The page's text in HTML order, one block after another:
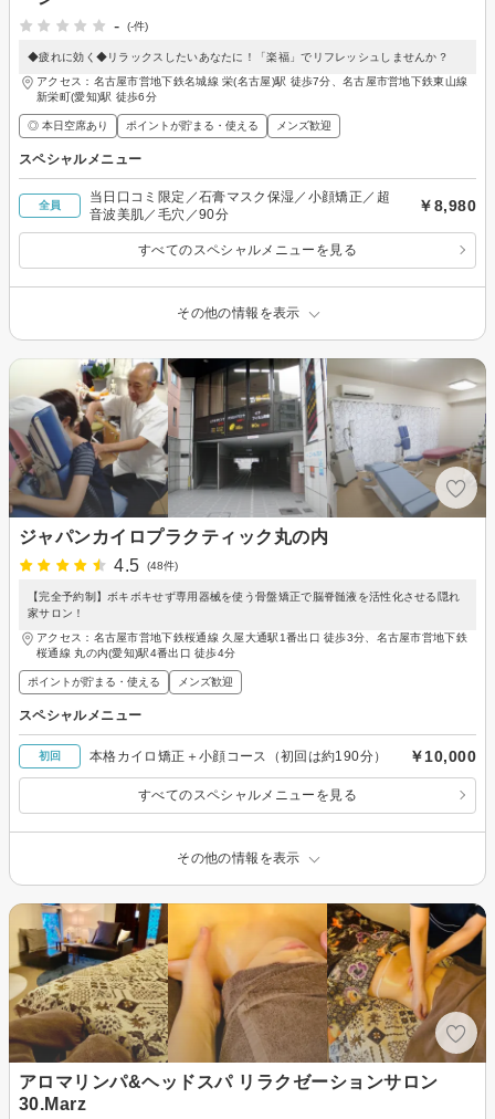
-
(-件)
◆疲れに効く◆リラックスしたいあなたに！「楽福」でリフレッシュしませんか？
アクセス：名古屋市営地下鉄名城線 栄(名古屋)駅 徒歩7分、名古屋市営地下鉄東山線
新栄町(愛知)駅 徒歩6分
◎ 本日空席あり ポイントが貯まる・使える メンズ歓迎
スペシャルメニュー
全員
当日口コミ限定／石膏マスク保湿／小顔矯正／超
音波美肌／毛穴／90分
￥8,980
すべてのスペシャルメニューを見る
その他の情報を表示
ジャパンカイロプラクティック丸の内
4.5
(48件)
【完全予約制】ボキボキせず専用器械を使う骨盤矯正で脳脊髄液を活性化させる隠れ
家サロン！
アクセス：名古屋市営地下鉄桜通線 久屋大通駅1番出口 徒歩3分、名古屋市営地下鉄
桜通線 丸の内(愛知)駅4番出口 徒歩4分
ポイントが貯まる・使える メンズ歓迎
スペシャルメニュー
初回 本格カイロ矯正＋小顔コース（初回は約190分） ￥10,000
すべてのスペシャルメニューを見る
その他の情報を表示
アロマリンパ&ヘッドスパ リラクゼーションサロン
30.Marz